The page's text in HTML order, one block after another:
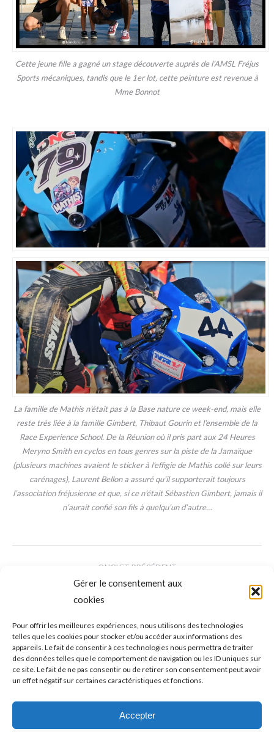
Gérer le consentement aux
cookies
Pour offrir les meilleures expériences, nous utilisons des technologies
telles que les cookies pour stocker et/ou accéder aux informations des
appareils. Le fait de consentir à ces technologies nous permettra de traiter
des données telles que le comportement de navigation ou les ID uniques sur
ce site. Le fait de ne pas consentir ou de retirer son consentement peut avoir
un effet négatif sur certaines caractéristiques et fonctions.
Accepter
Cette jeune fille a gagné un stage découverte auprès de l’AMSL Fréjus
Sports mécaniques, tandis que le 1er lot, cette peinture est revenue à
Mme Bonnot
La famille de Mathis n’était pas à la Base nature ce week-end, mais elle
reste très liée à la famille Gimbert, Thibaut Gourin et l’ensemble de la
Race Experience School. De la Réunion où il pris part aux 24 Heures
Meryno Smith en cyclos en tous genres sur la piste de la Jamaïque
(plusieurs machines avaient le sticker à l’effigie de Mathis collé sur leurs
carénages), Laurent Bellon a assuré qu’il supporterait toujours
l’association fréjusienne et que, si ce n’était Sébastien Gimbert, jamais il
n’aurait confié son fils à quelqu’un d’autre…
ONGLET PRÉCÉDENT
précédent
Coupe du monde de VTT, le XCO après le
XCC à Val di Sole : Pauline Ferrand-Prévot
inarrêtable, la patte Ravanel !!!
ONGLET SUIVANT
Onglet
suivant
La LÉO PADDLE RACE #5 ce dimanche 11
pour donner du courage aux enfants qui se